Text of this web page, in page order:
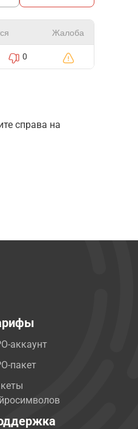
Жалоба
0
справа на
аккаунт
пакет